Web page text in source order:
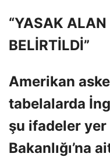
“YASAK
BELİRTİLDİ”
Amerikan
tabelalarda
şu ifadeler yer
Bakanlığı’na